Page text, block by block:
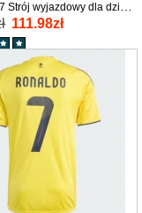
Strój wyjazdowy dla dzieci
Krótki Rękaw (+ Krótkie
111.98zł